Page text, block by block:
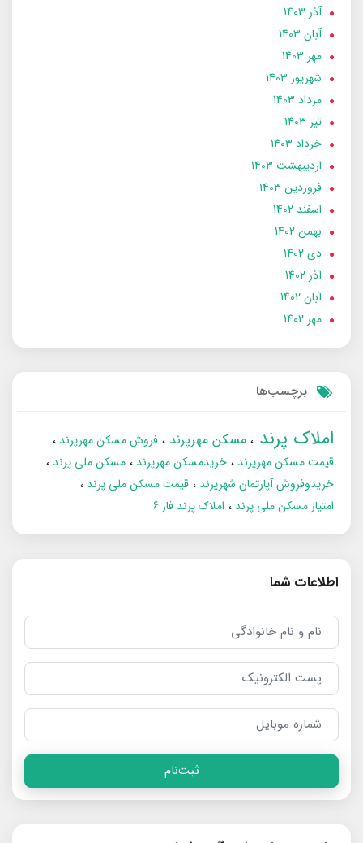
آذر 1403
آبان 1403
مهر 1403
شهریور 1403
مرداد 1403
تير 1403
خرداد 1403
ارديبهشت 1403
فروردین 1403
اسفند 1402
بهمن 1402
دی 1402
آذر 1402
آبان 1402
مهر 1402
برچسب‌ها
املاک پرند مسکن مهرپرند
فروش مسکن مهرپرند
قیمت مسکن مهرپرند
خریدمسکن مهرپرند
مسکن ملی پرند
خریدوفروش آپارتمان شهرپرند
قیمت مسکن ملی پرند
امتیاز مسکن ملی پرند
املاک پرند فاز 6
اطلاعات شما
ثبت‌نام